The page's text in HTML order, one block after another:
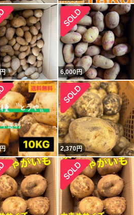
円 6,000円
円 2,370円